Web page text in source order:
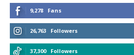
9,278 Fans
26,763 Followers
37,300 Followers